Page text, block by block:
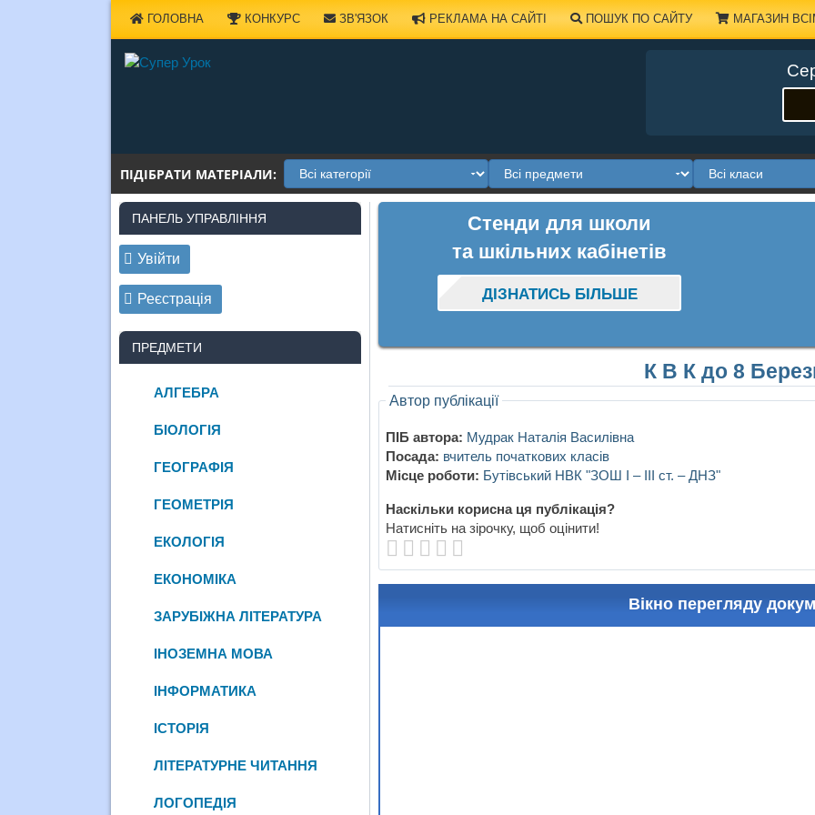
ГОЛОВНА КОНКУРС ЗВ'ЯЗОК РЕКЛАМА НА САЙТІ ПОШУК ПО САЙТУ МАГАЗИН
ПІДІБРАТИ МАТЕРІАЛИ:
Стенди для школи
та шкільних кабінетів
ДІЗНАТИСЬ БІЛЬШЕ
К В К до 8
Автор публікації
ПІБ автора: Мудрак Наталія Василівна
Посада: вчитель початкових класів
Місце роботи: Бутівський НВК "ЗОШ І – ІІІ ст. – ДНЗ"
Наскільки корисна ця публікація?
Натисніть на зірочку, щоб оцінити!
Вікно перегляду
ПАНЕЛЬ УПРАВЛІННЯ
Увійти
Реєстрація
ПРЕДМЕТИ
АЛГЕБРА
БІОЛОГІЯ
ГЕОГРАФІЯ
ГЕОМЕТРІЯ
ЕКОЛОГІЯ
ЕКОНОМІКА
ЗАРУБІЖНА ЛІТЕРАТУРА
ІНОЗЕМНА МОВА
ІНФОРМАТИКА
ІСТОРІЯ
ЛІТЕРАТУРНЕ ЧИТАННЯ
ЛОГОПЕДІЯ